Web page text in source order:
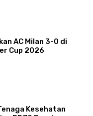
AC Milan 3-0 di
Cup 2026
Kesehatan